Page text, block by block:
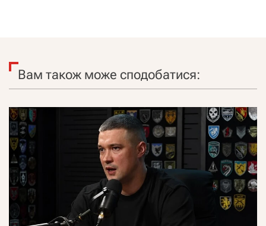
Вам також може сподобатися: